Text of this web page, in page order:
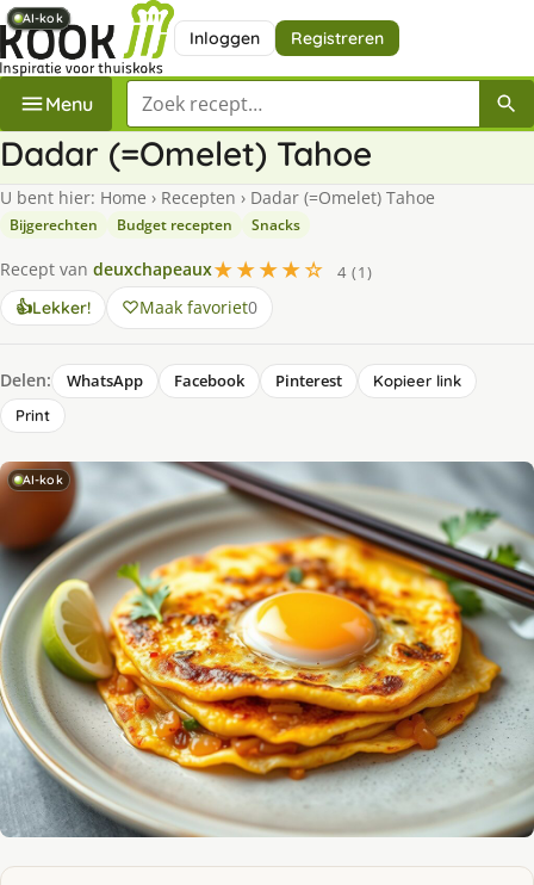
Inloggen Registreren
Menu Zoek een recept
Dadar (=Omelet) Tahoe
U bent hier: Home › Recepten › Dadar (=Omelet) Tahoe
Bijgerechten Budget recepten Snacks
Recept van deuxchapeaux★★★★☆
4 (1)
👍Lekker! Maak favoriet0
Delen: WhatsApp Facebook Pinterest
Kopieer link
Print
AI-kok
AI-kok
AI-kok
AI-kok
AI-kok
AI-kok